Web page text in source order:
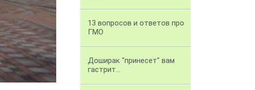
13 вопросов и ответов про
ГМО
Доширак "принесет" вам
гастрит...